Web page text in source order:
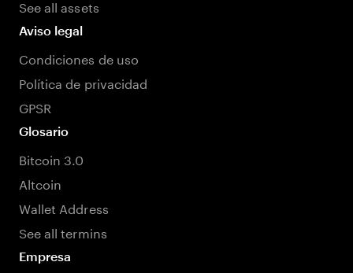
See all assets
Aviso legal
Condiciones de uso
Política de privacidad
GPSR
Glosario
Bitcoin 3.0
Altcoin
Wallet Address
See all termins
Empresa